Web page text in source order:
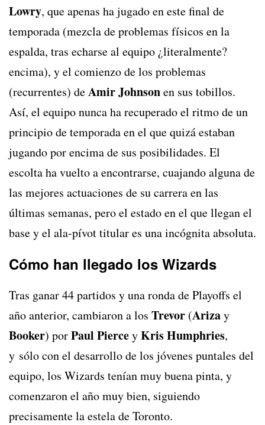
Lowry, que apenas ha jugado en este final de
temporada (mezcla de problemas físicos en la
espalda, tras echarse al equipo ¿literalmente?
encima), y el comienzo de los problemas
(recurrentes) deAmir Johnsonen sus tobillos.
Así, el equipo nunca ha recuperado el ritmo de un
principio de temporada en el que quizá estaban
jugando por encima de sus posibilidades. El
escolta ha vuelto a encontrarse, cuajando alguna de
las mejores actuaciones de su carrera en las
últimas semanas, pero el estado en el que llegan el
base y el ala-pívot titular es una incógnita absoluta.
Cómo han llegado los Wizards
Tras ganar 44 partidos y una ronda de Playoffs el
año anterior, cambiaron a los Trevor (Arizay
Booker) porPaul PierceyKris Humphries,
y sólo con el desarrollo de los jóvenes puntales del
equipo, los Wizards tenían muy buena pinta, y
comenzaron el año muy bien, siguiendo
precisamente la estela de Toronto.